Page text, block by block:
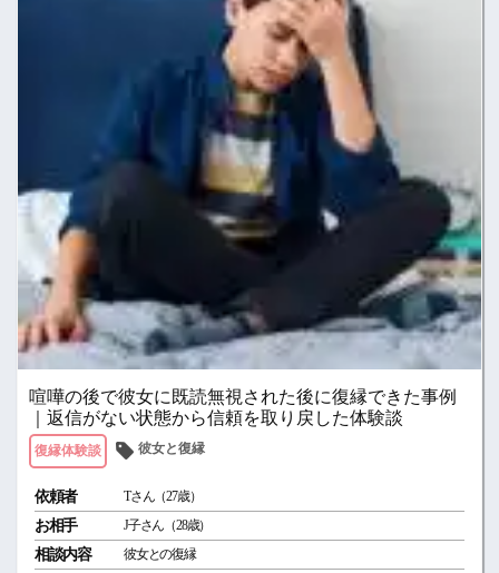
喧嘩の後で彼女に既読無視された後に復縁できた事例
｜返信がない状態から信頼を取り戻した体験談
復縁体験談 彼女と復縁
依頼者 Tさん（27歳）
お相手 J子さん（28歳）
相談内容 彼女との復縁